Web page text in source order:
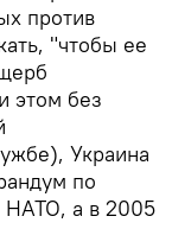
против
"чтобы ее
этом без
Украина
по
НАТО, а в 2005